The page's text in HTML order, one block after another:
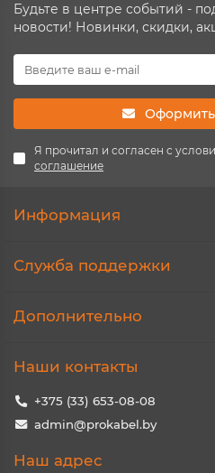
Будьте в центре событий -
новости! Новинки, скидки,
Оформить
Я прочитал и согласен с
соглашение
Информация
Служба поддержки
Дополнительно
Наши контакты
+375 (33) 653-08-08
admin@prokabel.by
Наш адрес